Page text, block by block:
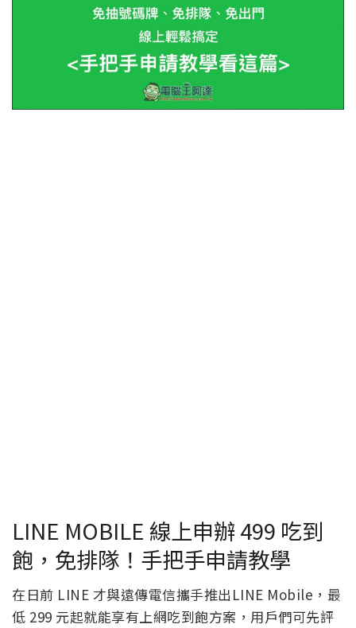
LINE MOBILE 線上申辦 499 吃到
飽，免排隊！手把手申請教學
在日前 LINE 才與遠傳電信攜手推出LINE Mobile，最
低 299 元起就能享有上網吃到飽方案，用戶們可先評